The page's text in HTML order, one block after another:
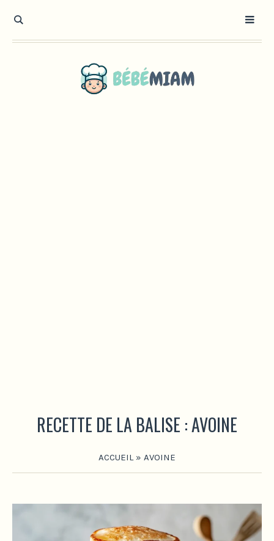
RECETTE DE LA BALISE :AVOINE
ACCUEIL» AVOINE